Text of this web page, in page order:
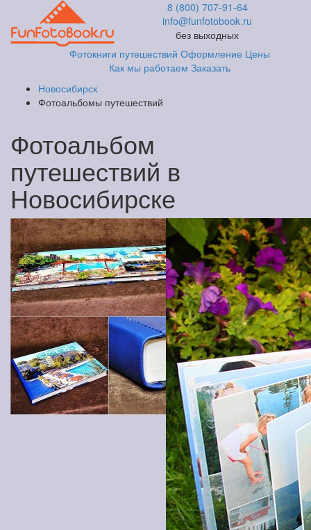
8 (800) 707-91-64
info@funfotobook.ru
без выходных
Фотокниги путешествий Оформление Цены
Как мы работаем Заказать
Новосибирск
Фотоальбомы путешествий
Фотоальбом
путешествий в
Новосибирске